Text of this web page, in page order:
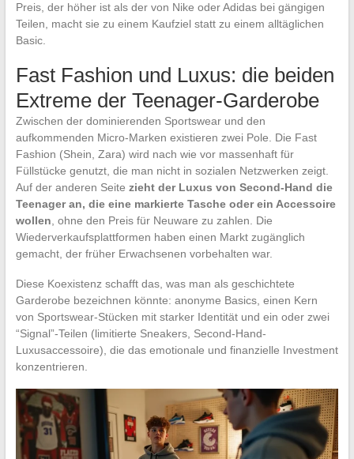
Preis, der höher ist als der von Nike oder Adidas bei gängigen
Teilen, macht sie zu einem Kaufziel statt zu einem alltäglichen
Basic.
Fast Fashion und Luxus: die beiden
Extreme der Teenager-Garderobe
Zwischen der dominierenden Sportswear und den
aufkommenden Micro-Marken existieren zwei Pole. Die Fast
Fashion (Shein, Zara) wird nach wie vor massenhaft für
Füllstücke genutzt, die man nicht in sozialen Netzwerken zeigt.
Auf der anderen Seite zieht der Luxus von Second-Hand die
Teenager an, die eine markierte Tasche oder ein Accessoire
wollen, ohne den Preis für Neuware zu zahlen. Die
Wiederverkaufsplattformen haben einen Markt zugänglich
gemacht, der früher Erwachsenen vorbehalten war.
Diese Koexistenz schafft das, was man als geschichtete
Garderobe bezeichnen könnte: anonyme Basics, einen Kern
von Sportswear-Stücken mit starker Identität und ein oder zwei
“Signal”-Teilen (limitierte Sneakers, Second-Hand-
Luxusaccessoire), die das emotionale und finanzielle Investment
konzentrieren.